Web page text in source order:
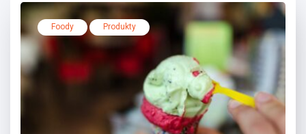
Foody Produkty